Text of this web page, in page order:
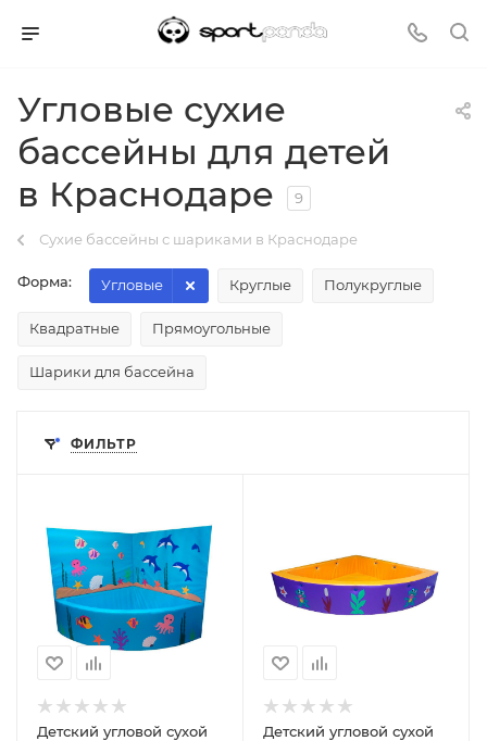
Угловые сухие
бассейны для детей
в Краснодаре
9
Сухие бассейны с шариками в Краснодаре
Форма: Круглые Полукруглые
Угловые
Квадратные Прямоугольные
Шарики для бассейна
ФИЛЬТР
Детский угловой сухой
Детский угловой сухой